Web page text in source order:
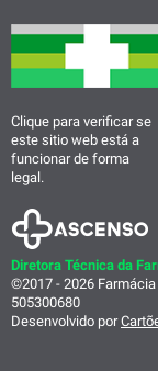
Clique para verificar se
este sitio web está a
funcionar de forma
legal.
Diretora Técnica da
©2017 - 2026
505300680
Desenvolvido por